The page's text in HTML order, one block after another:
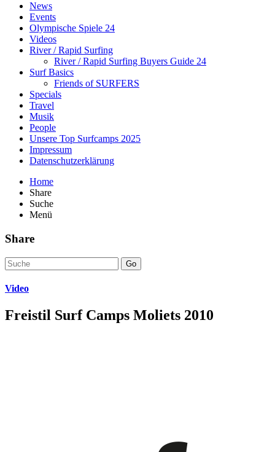
News
Events
Olympische Spiele 24
Videos
River / Rapid Surfing
River / Rapid Surfing Buyers Guide 24
Surf Basics
Friends of SURFERS
Specials
Travel
Musik
People
Unsere Top Surfcamps 2025
Impressum
Datenschutzerklärung
Home
Share
Suche
Menü
Share
Go
Video
Freistil Surf Camps Moliets 2010